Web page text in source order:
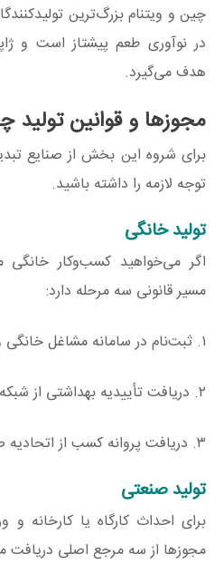
چین و ویتنام بزرگ‌ترین
در نوآوری طعم پیشتاز است و
هدف می‌گیرد.
مجوزها و قوانین
برای شروه این بخش از صنایع
توجه لازمه را داشته باشید.
تولید خانگی
اگر می‌خواهید کسب‌وکار خانگی
مسیر قانونی سه مرحله دارد:
۱. ثبت‌نام در سامانه مشاغل خانگی وزارت جهاد کشاورزی
۲. دریافت تأییدیه بهداشتی از شبکه بهداشت محلی
۳. دریافت پروانه کسب از اتحادیه صنفی مربوطه
تولید صنعتی
برای احداث کارگاه یا کارخانه و
مجوزها از سه مرجع اصلی دریافت